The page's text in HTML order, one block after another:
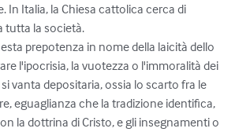
In Italia, la Chiesa cattolica cerca di
tutta la società.
prepotenza in nome della laicità dello
l'ipocrisia, la vuotezza o l'immoralità dei
vanta depositaria, ossia lo scarto fra le
eguaglianza che la tradizione identifica,
la dottrina di Cristo, e gli insegnamenti o